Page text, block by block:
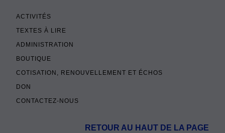
ACTIVITÉS
TEXTES À LIRE
ADMINISTRATION
BOUTIQUE
COTISATION, RENOUVELLEMENT ET ÉCHOS
DON
CONTACTEZ-NOUS
RETOUR AU HAUT DE LA PAGE